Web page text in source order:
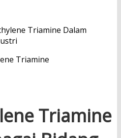
Triamine Dalam
Triamine